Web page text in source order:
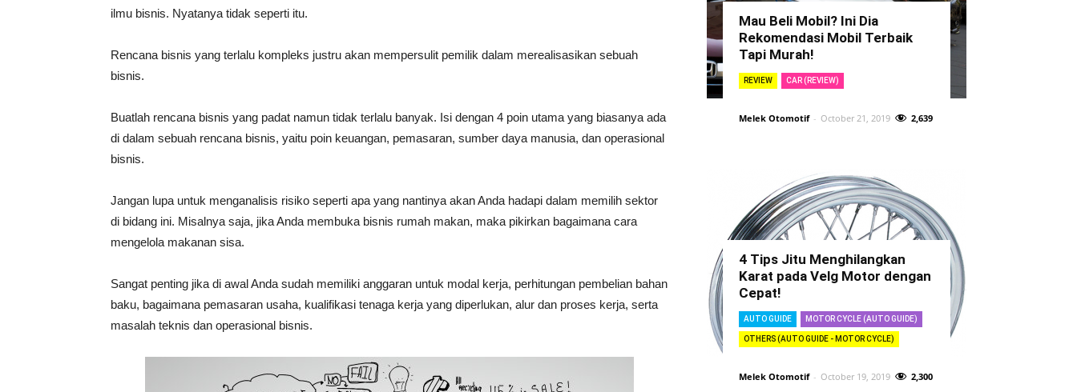
ilmu bisnis. Nyatanya tidak seperti itu.
Rencana bisnis yang terlalu kompleks justru akan mempersulit pemilik dalam merealisasikan sebuah
bisnis.
Buatlah rencana bisnis yang padat namun tidak terlalu banyak. Isi dengan 4 poin utama yang biasanya ada
di dalam sebuah rencana bisnis, yaitu poin keuangan, pemasaran, sumber daya manusia, dan operasional
bisnis.
Jangan lupa untuk menganalisis risiko seperti apa yang nantinya akan Anda hadapi dalam memilih sektor
di bidang ini. Misalnya saja, jika Anda membuka bisnis rumah makan, maka pikirkan bagaimana cara
mengelola makanan sisa.
Sangat penting jika di awal Anda sudah memiliki anggaran untuk modal kerja, perhitungan pembelian bahan
baku, bagaimana pemasaran usaha, kualifikasi tenaga kerja yang diperlukan, alur dan proses kerja, serta
masalah teknis dan operasional bisnis.
Mau Beli Mobil? Ini Dia
Rekomendasi Mobil Terbaik
Tapi Murah!
REVIEW CAR (REVIEW)
Melek Otomotif - October 21, 2019 2,639
4 Tips Jitu Menghilangkan
Karat pada Velg Motor dengan
Cepat!
AUTO GUIDE MOTOR CYCLE (AUTO GUIDE)
OTHERS (AUTO GUIDE - MOTOR CYCLE)
Melek Otomotif - October 19, 2019 2,300